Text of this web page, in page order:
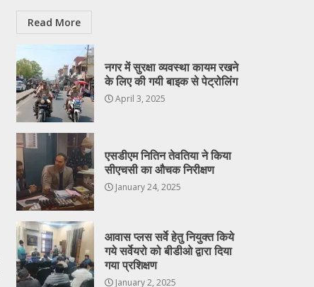
Read More
नगर में सुरक्षा व्यवस्था कायम रखने
के लिए की गयी बाइक से पेट्रोलिंग
April 3, 2025
एसडीएम नितिन तेवतिया ने किया
सीएचसी का औचक निरीक्षण
January 24, 2025
आवास प्लस सर्वे हेतु नियुक्त किये
गये सर्वेयरो को बीडीओ द्वारा दिया
गया प्रशिक्षण
January 2, 2025